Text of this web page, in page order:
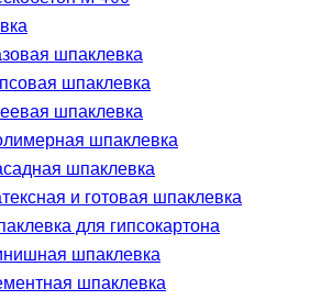
шпаклевка
шпаклевка
шпаклевка
шпаклевка
шпаклевка
и готовая шпаклевка
для гипсокартона
шпаклевка
шпаклевка